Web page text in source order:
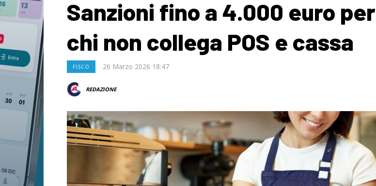
Sanzioni fino a 4.000 euro per
chi non collega POS e cassa
FISCO 26 Marzo 2026 18:47
REDAZIONE